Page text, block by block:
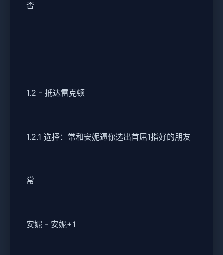
否
1.2 - 抵达雷克顿
1.2.1 选择：常和安妮逼你选出首屈1指好的朋友
常
安妮 - 安妮+1